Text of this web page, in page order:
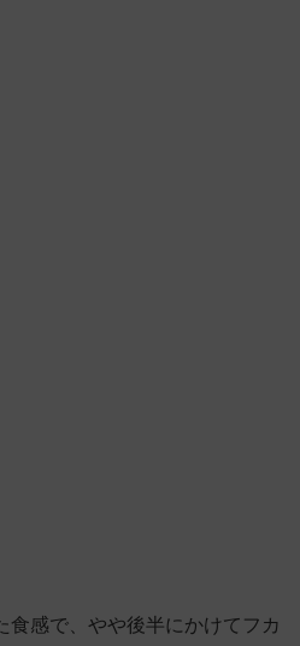
食感で、やや後半にかけてフカ